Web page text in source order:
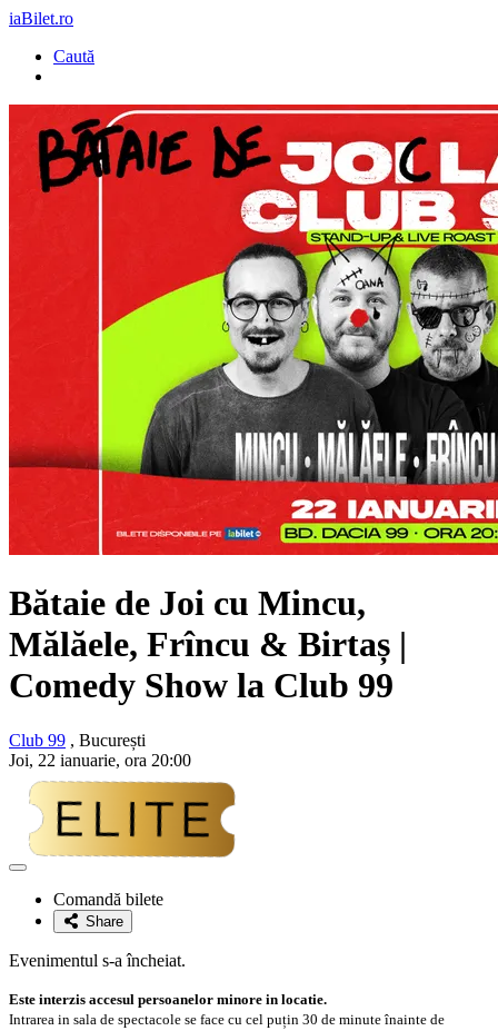
iaBilet.ro
Caută
Bătaie de Joi cu Mincu,
Mălăele, Frîncu & Birtaș |
Comedy Show la Club 99
Club 99 , București
Joi, 22 ianuarie, ora 20:00
Adaugă
favoriteComandă bilete
Share
Evenimentul s-a încheiat.
Este interzis accesul persoanelor minore in locatie.
Intrarea in sala de spectacole se face cu cel puțin 30 de minute înainte de